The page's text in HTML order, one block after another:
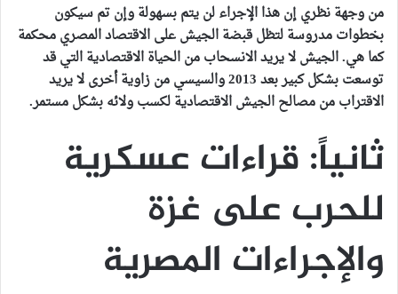
من وجهة نظري إن هذا الإجراء لن يتم بسهولة وإن تم سيكون
بخطوات مدروسة لتظل قبضة الجيش على الاقتصاد المصري محكمة
كما هي. الجيش لا يريد الانسحاب من الحياة الاقتصادية التي قد
توسعت بشكل كبير بعد 2013 والسيسي من زاوية أخرى لا يريد
الاقتراب من مصالح الجيش الاقتصادية لكسب ولائه بشكل مستمر.
ثانياً: قراءات عسكرية
للحرب على غزة
والإجراءات المصرية